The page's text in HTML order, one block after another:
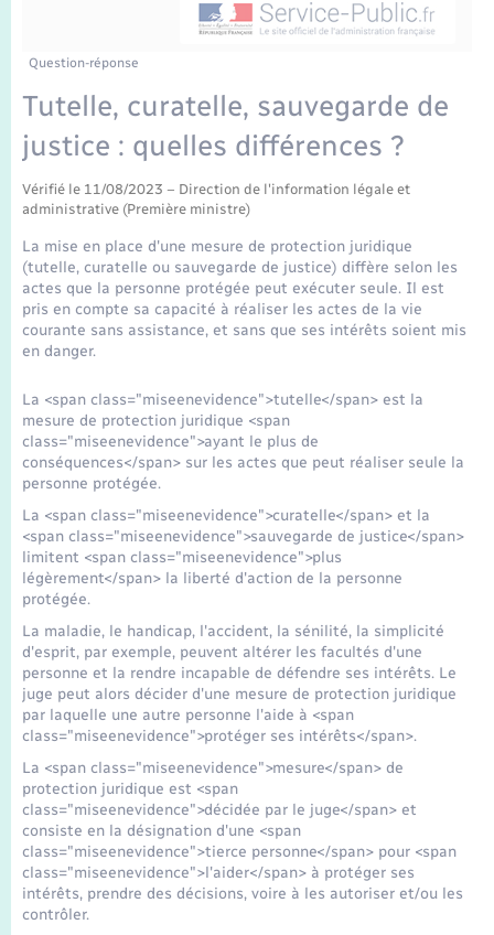
Etat-civil - Papiers - Citoyenneté
Mariage – PACS
Parrainage civil
Logement - Urbanisme
Loisirs
Nouvel habitant
Numérique
Sécurité - Prévention
Transports
Transports scolaires
Voirie et espace public
Travaux - Autorisation d’occupation de l’espace
Compétences
Plan interactif
La Communauté de communes
Question-réponse
Tutelle, curatelle, sauvegarde de
justice : quelles différences ?
Vérifié le 11/08/2023 – Direction de l'information légale et
administrative (Première ministre)
La mise en place d'une mesure de protection juridique
(tutelle, curatelle ou sauvegarde de justice) diffère selon les
actes que la personne protégée peut exécuter seule. Il est
pris en compte sa capacité à réaliser les actes de la vie
courante sans assistance, et sans que ses intérêts soient mis
en danger.
La <span class="miseenevidence">tutelle</span> est la
mesure de protection juridique <span
class="miseenevidence">ayant le plus de
conséquences</span> sur les actes que peut réaliser seule la
personne protégée.
La <span class="miseenevidence">curatelle</span> et la
<span class="miseenevidence">sauvegarde de justice</span>
limitent <span class="miseenevidence">plus
légèrement</span> la liberté d'action de la personne
protégée.
La maladie, le handicap, l'accident, la sénilité, la simplicité
d'esprit, par exemple, peuvent altérer les facultés d'une
personne et la rendre incapable de défendre ses intérêts. Le
juge peut alors décider d'une mesure de protection juridique
par laquelle une autre personne l'aide à <span
class="miseenevidence">protéger ses intérêts</span>.
La <span class="miseenevidence">mesure</span> de
protection juridique est <span
class="miseenevidence">décidée par le juge</span> et
consiste en la désignation d'une <span
class="miseenevidence">tierce personne</span> pour <span
class="miseenevidence">l'aider</span> à protéger ses
intérêts, prendre des décisions, voire à les autoriser et/ou les
contrôler.